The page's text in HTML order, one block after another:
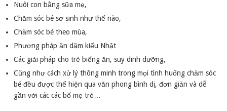
Nuôi con bằng sữa mẹ,
Chăm sóc bé sơ sinh như thế nào,
Chăm sóc bé theo mùa,
Phương pháp ăn dặm kiểu Nhật
Các giải pháp cho trẻ biếng ăn, suy dinh dưỡng,
Cũng như cách xử lý thông minh trong mọi tình huống chăm sóc
bé đều được thể hiện qua văn phong bình dị, đơn giản và dễ
gần với các các bố mẹ trẻ…